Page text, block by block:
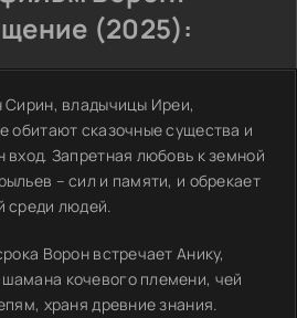
(2025):
Сирин, владычицы Иреи,
обитают сказочные существа и
вход. Запретная любовь к земной
– сил и памяти, и обрекает
среди людей.
Ворон встречает Анику,
кочевого племени, чей
храня древние знания.